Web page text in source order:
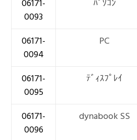
06171-
0093
ﾊﾟｿｺﾝ
06171-
0094
PC
06171-
0095
ﾃﾞｨｽﾌﾟﾚｲ
06171-
0096
dynabook SS